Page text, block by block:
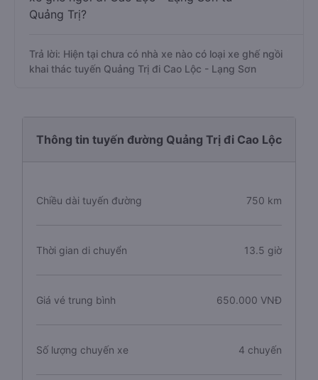
Quảng Trị?
Trả lời: Hiện tại chưa có nhà xe nào có loại xe ghế ngồi
khai thác tuyến Quảng Trị đi Cao Lộc - Lạng Sơn
Thông tin tuyến đường Quảng Trị đi Cao Lộc
Chiều dài tuyến đường 750 km
Thời gian di chuyển 13.5 giờ
Giá vé trung bình 650.000 VNĐ
Số lượng chuyến xe 4 chuyến